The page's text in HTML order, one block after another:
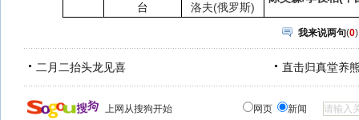
台
洛夫(俄罗斯)
我来说两句(0)
二月二抬头龙见喜 直击归真堂养
上网从搜狗开始 网页 新闻